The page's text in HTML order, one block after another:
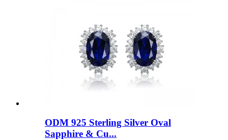
ODM 925 Sterling Silver Oval
Sapphire & Cu...